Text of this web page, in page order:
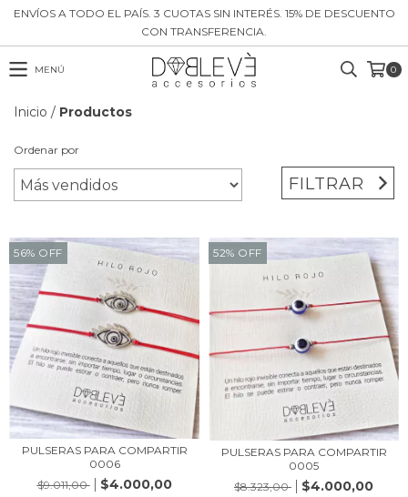
ENVÍOS A TODO EL PAÍS. 3 CUOTAS SIN INTERÉS. 15% DE DESCUENTO
CON TRANSFERENCIA.
MENÚ 0
Inicio / Productos
Ordenar por
FILTRAR
56% OFF
PULSERAS PARA COMPARTIR
0006
$9.011,00
$4.000,00
52% OFF
PULSERAS PARA COMPARTIR
0005
$8.323,00
$4.000,00